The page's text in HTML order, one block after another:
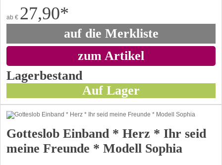
ab € 27,90*
auf die Merkliste
zum Artikel
Lagerbestand
Auf Lager
Gotteslob Einband * Herz * Ihr seid
meine Freunde * Modell Sophia